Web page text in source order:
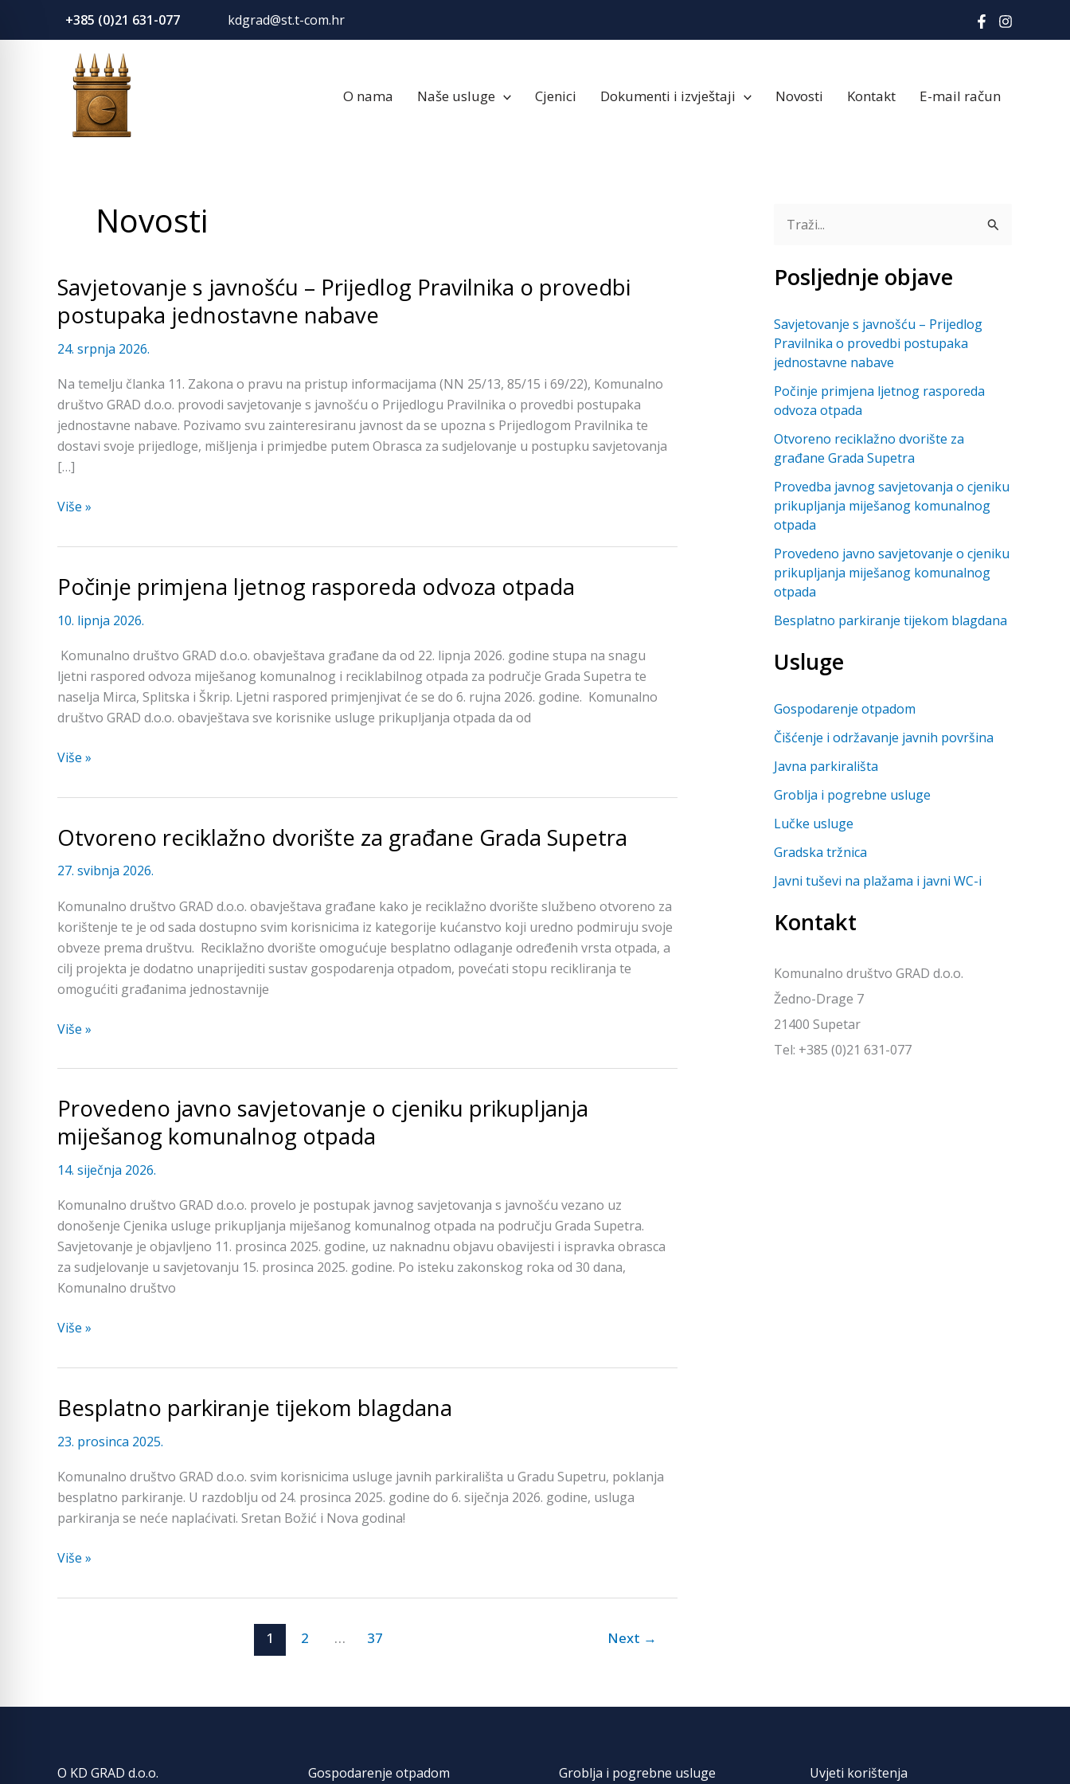
+385 (0)21 631-077 kdgrad@st.t-com.hr
O nama Naše usluge Cjenici Dokumenti i izvještaji Novosti Kontakt E-mail račun
Novosti
Savjetovanje s javnošću – Prijedlog Pravilnika o provedbi
postupaka jednostavne nabave
24. srpnja 2026.
Na temelju članka 11. Zakona o pravu na pristup informacijama (NN 25/13, 85/15 i 69/22), Komunalno
društvo GRAD d.o.o. provodi savjetovanje s javnošću o Prijedlogu Pravilnika o provedbi postupaka
jednostavne nabave. Pozivamo svu zainteresiranu javnost da se upozna s Prijedlogom Pravilnika te
dostavi svoje prijedloge, mišljenja i primjedbe putem Obrasca za sudjelovanje u postupku savjetovanja
[…]
Savjetovanje
javnošću
–
Pravilnika
o
provedbi
postupaka
jednostavne
Više »
Počinje primjena ljetnog rasporeda odvoza otpada
10. lipnja 2026.
Komunalno društvo GRAD d.o.o. obavještava građane da od 22. lipnja 2026. godine stupa na snagu
ljetni raspored odvoza miješanog komunalnog i reciklabilnog otpada za područje Grada Supetra te
naselja Mirca, Splitska i Škrip. Ljetni raspored primjenjivat će se do 6. rujna 2026. godine. Komunalno
društvo GRAD d.o.o. obavještava sve korisnike usluge prikupljanja otpada da od
Počinje
ljetnog
odvoza
otpada
Više »
Otvoreno reciklažno dvorište za građane Grada Supetra
27. svibnja 2026.
Komunalno društvo GRAD d.o.o. obavještava građane kako je reciklažno dvorište službeno otvoreno za
korištenje te je od sada dostupno svim korisnicima iz kategorije kućanstvo koji uredno podmiruju svoje
obveze prema društvu. Reciklažno dvorište omogućuje besplatno odlaganje određenih vrsta otpada, a
cilj projekta je dodatno unaprijediti sustav gospodarenja otpadom, povećati stopu recikliranja te
omogućiti građanima jednostavnije
Otvoreno
dvorište
građane
Grada
Supetra
Više »
Provedeno javno savjetovanje o cjeniku prikupljanja
miješanog komunalnog otpada
14. siječnja 2026.
Komunalno društvo GRAD d.o.o. provelo je postupak javnog savjetovanja s javnošću vezano uz
donošenje Cjenika usluge prikupljanja miješanog komunalnog otpada na području Grada Supetra.
Savjetovanje je objavljeno 11. prosinca 2025. godine, uz naknadnu objavu obavijesti i ispravka obrasca
za sudjelovanje u savjetovanju 15. prosinca 2025. godine. Po isteku zakonskog roka od 30 dana,
Komunalno društvo
Provedeno
javno
savjetovanje
o
prikupljanja
miješanog
komunalnog
otpada
Više »
Besplatno parkiranje tijekom blagdana
23. prosinca 2025.
Komunalno društvo GRAD d.o.o. svim korisnicima usluge javnih parkirališta u Gradu Supetru, poklanja
besplatno parkiranje. U razdoblju od 24. prosinca 2025. godine do 6. siječnja 2026. godine, usluga
parkiranja se neće naplaćivati. Sretan Božić i Nova godina!
Besplatno
parkiranje
tijekom
Više »
1 2 … 37 Next →
a
i
:
Posljednje objave
Savjetovanje s javnošću – Prijedlog
Pravilnika o provedbi postupaka
jednostavne nabave
Počinje primjena ljetnog rasporeda
odvoza otpada
Otvoreno reciklažno dvorište za
građane Grada Supetra
Provedba javnog savjetovanja o cjeniku
prikupljanja miješanog komunalnog
otpada
Provedeno javno savjetovanje o cjeniku
prikupljanja miješanog komunalnog
otpada
Besplatno parkiranje tijekom blagdana
Usluge
Gospodarenje otpadom
Čišćenje i održavanje javnih površina
Javna parkirališta
Groblja i pogrebne usluge
Lučke usluge
Gradska tržnica
Javni tuševi na plažama i javni WC-i
Kontakt
Komunalno društvo GRAD d.o.o.
Žedno-Drage 7
21400 Supetar
Tel: +385 (0)21 631-077
O KD GRAD d.o.o. Gospodarenje otpadom Groblja i pogrebne usluge Uvjeti korištenja